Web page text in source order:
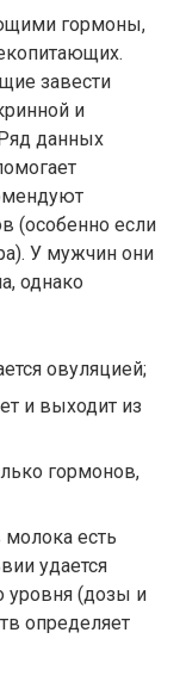
гормоны,
завести
и
данных
(особенно если
У мужчин они
однако
овуляцией;
и выходит из
гормонов,
есть
удается
уровня (дозы и
определяет